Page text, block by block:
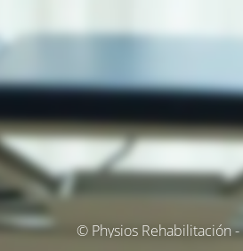
© Physios Rehabilitación -